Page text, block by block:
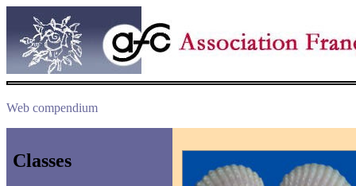
Web compendium
Classes